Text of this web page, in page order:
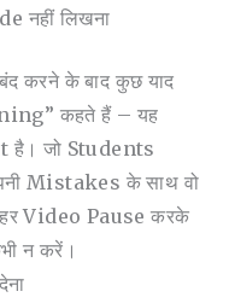
नहीं लिखना
करने के बाद कुछ याद
कहते हैं – यह
जो Students
Mistakes के साथ वो
हर Video Pause करके
न करें।